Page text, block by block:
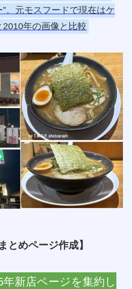
”。元モスフードで現在はケ
年の画像と比較
とめページ作成】
新店ページを集約し